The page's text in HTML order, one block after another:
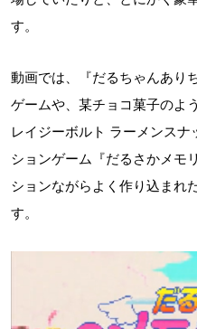
す。
動画では、『だるちゃんあり
ゲームや、某チョコ菓子のよ
レイジーボルト ラーメンス
ションゲーム『だるさかメモ
ションながらよく作り込まれ
す。